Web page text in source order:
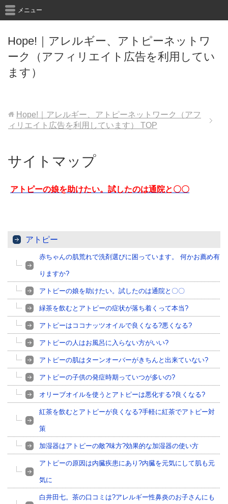
Hope!｜アレルギー、アトピーネットワ
ーク（アフィリエイト広告を利用してい
ます）
メニュー
Hope!｜アレルギー、アトピーネットワーク（アフ
ィリエイト広告を利用しています）
TOP
サイトマップ
アトピーの娘を助けたい。試したのは通院と〇〇
アトピー
赤ちゃんの肌荒れで洗剤選びに困っています。 何かお薦め有
りますか?
アトピーの娘を助けたい。試したのは通院と〇〇
緑茶を飲むとアトピーの症状が落ち着くって本当?
アトピーはココナッツオイルで良くなる?悪くなる?
アトピーの人はお風呂に入らない方がいい?
アトピーの肌はターンオーバーがきちんと出来ていない?
アトピーの子供の発症時期っていつが多いの?
オリーブオイルを使うとアトピーは悪化する?良くなる?
紅茶を飲むとアトピーが良くなる?手軽に紅茶でアトピー対
策
加湿器はアトピーの敵?味方?効果的な加湿器の使い方
アトピーの原因は内臓疾患にあり?内臓を元気にして肌も元
気に
白井田七。茶の口コミは?アレルギー性鼻炎のお子さんにも